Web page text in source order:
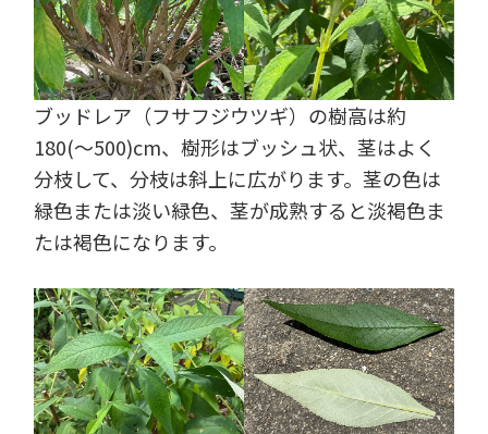
ブッドレア（フサフジウツギ）の樹高は約
180(～500)cm、樹形はブッシュ状、茎はよく
分枝して、分枝は斜上に広がります。茎の色は
緑色または淡い緑色、茎が成熟すると淡褐色ま
たは褐色になります。